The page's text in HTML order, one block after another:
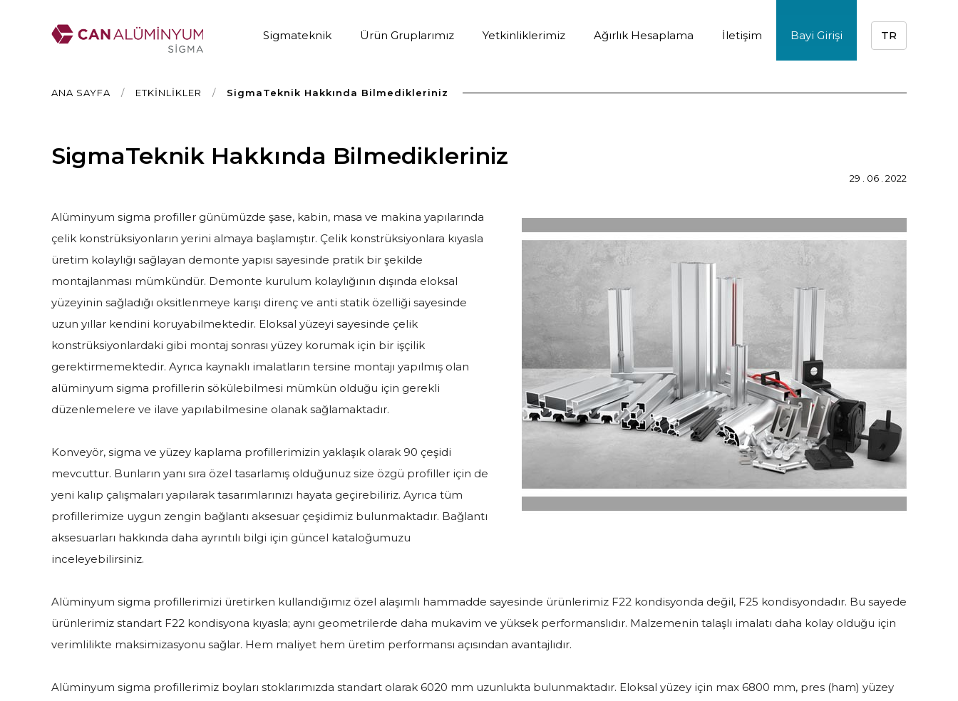
TR
Sigmateknik Ürün Gruplarımız Yetkinliklerimiz Ağırlık Hesaplama İletişim Bayi Girişi
ANA SAYFA / ETKİNLİKLER / SigmaTeknik Hakkında Bilmedikleriniz
SigmaTeknik Hakkında Bilmedikleriniz
29 . 06 . 2022
Alüminyum sigma profiller günümüzde şase, kabin, masa ve makina yapılarında
çelik konstrüksiyonların yerini almaya başlamıştır. Çelik konstrüksiyonlara kıyasla
üretim kolaylığı sağlayan demonte yapısı sayesinde pratik bir şekilde
montajlanması mümkündür. Demonte kurulum kolaylığının dışında eloksal
yüzeyinin sağladığı oksitlenmeye karışı direnç ve anti statik özelliği sayesinde
uzun yıllar kendini koruyabilmektedir. Eloksal yüzeyi sayesinde çelik
konstrüksiyonlardaki gibi montaj sonrası yüzey korumak için bir işçilik
gerektirmemektedir. Ayrıca kaynaklı imalatların tersine montajı yapılmış olan
alüminyum sigma profillerin sökülebilmesi mümkün olduğu için gerekli
düzenlemelere ve ilave yapılabilmesine olanak sağlamaktadır.
Konveyör, sigma ve yüzey kaplama profillerimizin yaklaşık olarak 90 çeşidi
mevcuttur. Bunların yanı sıra özel tasarlamış olduğunuz size özgü profiller için de
yeni kalıp çalışmaları yapılarak tasarımlarınızı hayata geçirebiliriz. Ayrıca tüm
profillerimize uygun zengin bağlantı aksesuar çeşidimiz bulunmaktadır. Bağlantı
aksesuarları hakkında daha ayrıntılı bilgi için güncel kataloğumuzu
inceleyebilirsiniz.
Alüminyum sigma profillerimizi üretirken kullandığımız özel alaşımlı hammadde sayesinde ürünlerimiz F22 kondisyonda değil, F25 kondisyondadır. Bu sayede
ürünlerimiz standart F22 kondisyona kıyasla; aynı geometrilerde daha mukavim ve yüksek performanslıdır. Malzemenin talaşlı imalatı daha kolay olduğu için
verimlilikte maksimizasyonu sağlar. Hem maliyet hem üretim performansı açısından avantajlıdır.
Alüminyum sigma profillerimiz boyları stoklarımızda standart olarak 6020 mm uzunlukta bulunmaktadır. Eloksal yüzey için max 6800 mm, pres (ham) yüzey